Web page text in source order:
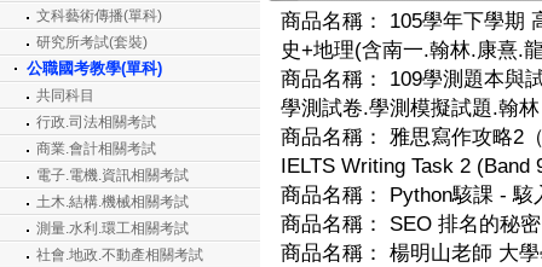
文科藝術傳播(單科)
研究所考試(套裝)
公職國考教學(單科)
共同科目
行政.司法相關考試
商業.會計相關考試
電子.電機.資訊相關考試
土木.結構.機械相關考試
測量.水利.環工相關考試
社會.地政.不動產相關考試
商品名稱：
105學年下學期
史+地理(含南一.翰林.康熹.
商品名稱：
109學測題本與
學測試卷.學測模擬試題.翰林
商品名稱：
雅思寫作攻略2
IELTS Writing Task 2 (Band
商品名稱：
Python駭課 - 駭
商品名稱：
SEO 排名的秘
商品名稱：
楊明山老師 大